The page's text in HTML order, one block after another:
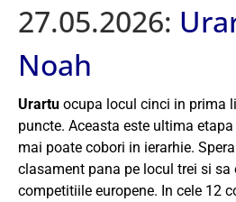
27.05.2026:
Noah
Urartu ocupa locul cinci in prima
puncte. Aceasta este ultima
mai poate cobori in ierarhie.
clasament pana pe locul trei si sa
competitiile europene. In cele 12